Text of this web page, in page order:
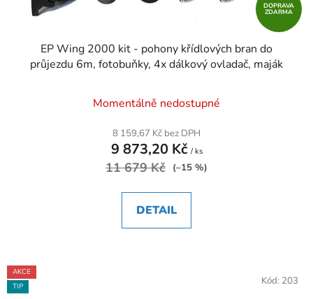
DOPRAVA
ZDARMA
EP Wing 2000 kit - pohony křídlových bran do
průjezdu 6m, fotobuňky, 4x dálkový ovladač, maják
Momentálně nedostupné
8 159,67 Kč bez DPH
9 873,20 Kč / ks
11 679 Kč (–15 %)
DETAIL
AKCE
TIP
Kód: 203